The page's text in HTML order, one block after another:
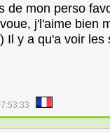
de mon perso
j'l'aime bien
Il y a qu'a voir